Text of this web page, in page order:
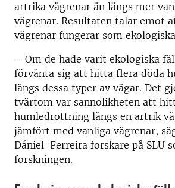
artrika vägrenar än längs mer
vägrenar. Resultaten talar emot
vägrenar fungerar som
– Om de hade varit ekologiska
förvänta sig att hitta flera döda
längs dessa typer av vägar. Det
tvärtom var sannolikheten att
humledrottning längs en artrik
jämfört med vanliga vägrenar,
Dániel-Ferreira forskare på SLU
forskningen.